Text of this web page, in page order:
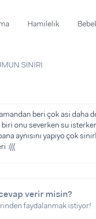
Hamilelik
SİNİRİ
beri çok asi daha
onu severken su
aynısını yapıyo çok
:(((
verir misin?
faydalanmak istiyor!